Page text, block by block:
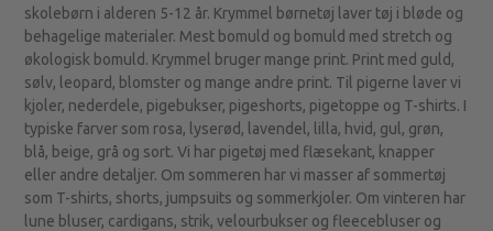
skolebørn i alderen 5-12 år. Krymmel børnetøj laver tøj i bløde og
behagelige materialer. Mest bomuld og bomuld med stretch og
økologisk bomuld. Krymmel bruger mange print. Print med guld,
sølv, leopard, blomster og mange andre print. Til pigerne laver vi
kjoler, nederdele, pigebukser, pigeshorts, pigetoppe og T-shirts. I
typiske farver som rosa, lyserød, lavendel, lilla, hvid, gul, grøn,
blå, beige, grå og sort. Vi har pigetøj med flæsekant, knapper
eller andre detaljer. Om sommeren har vi masser af sommertøj
som T-shirts, shorts, jumpsuits og sommerkjoler. Om vinteren har
lune bluser, cardigans, strik, velourbukser og fleecebluser og